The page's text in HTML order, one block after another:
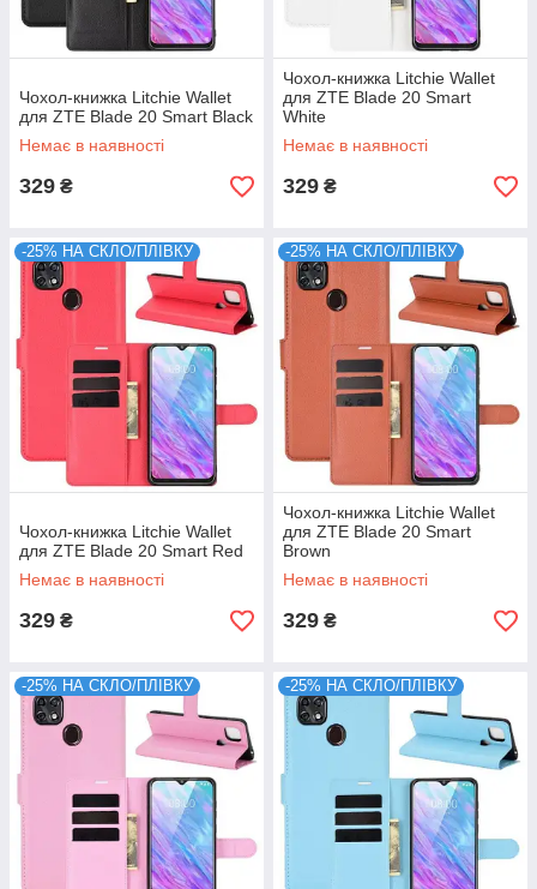
Чохол-книжка Litchie Wallet
для ZTE Blade 20 Smart Black
Немає в наявності
329 ₴
Чохол-книжка Litchie Wallet
для ZTE Blade 20 Smart
White
Немає в наявності
329 ₴
-25% НА СКЛО/ПЛІВКУ
Чохол-книжка Litchie Wallet
для ZTE Blade 20 Smart Red
Немає в наявності
329 ₴
-25% НА СКЛО/ПЛІВКУ
Чохол-книжка Litchie Wallet
для ZTE Blade 20 Smart
Brown
Немає в наявності
329 ₴
-25% НА СКЛО/ПЛІВКУ -25% НА СКЛО/ПЛІВКУ